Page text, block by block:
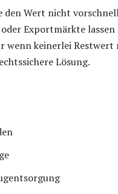
Wert nicht
Exportmärkte lassen
wenn keinerlei
Lösung.